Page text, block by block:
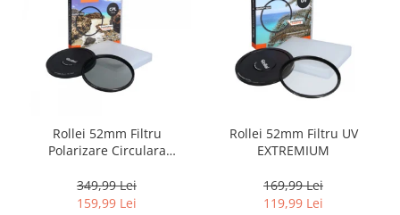
Rollei 52mm Filtru
Polarizare Circulara
349,99 Lei
159,99 Lei
Rollei 52mm Filtru UV
EXTREMIUM
169,99 Lei
119,99 Lei